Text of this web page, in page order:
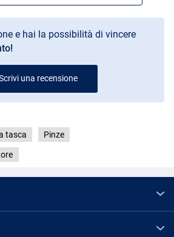
e hai la possibilità di vincere
una recensione
tasca Pinze